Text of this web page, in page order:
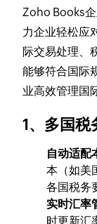
Zoho Books
力企业轻松应
际交易处理、
能够符合国际
业高效管理国
1、 多国税
自动适配
本（如美
各国税务
实时汇率
时更新汇